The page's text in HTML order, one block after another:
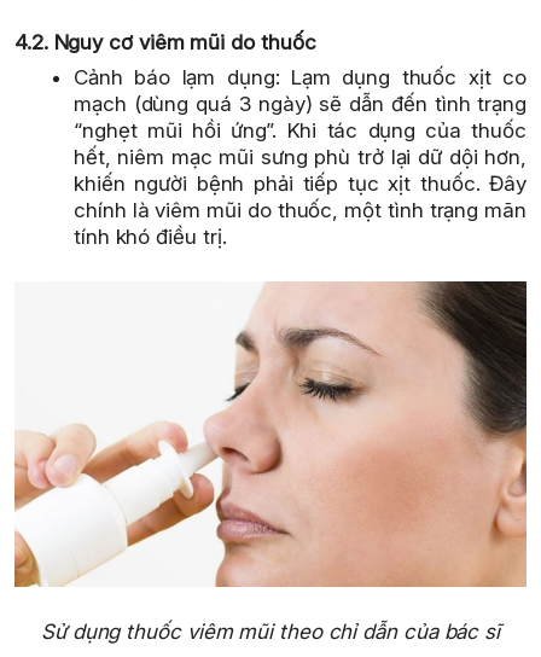
4.2. Nguy cơ viêm mũi do thuốc
Cảnh báo lạm dụng: Lạm dụng thuốc xịt co
mạch (dùng quá 3 ngày) sẽ dẫn đến tình trạng
“nghẹt mũi hồi ứng”. Khi tác dụng của thuốc
hết, niêm mạc mũi sưng phù trở lại dữ dội hơn,
khiến người bệnh phải tiếp tục xịt thuốc. Đây
chính là viêm mũi do thuốc, một tình trạng mãn
tính khó điều trị.
Sử dụng thuốc viêm mũi theo chỉ dẫn của bác sĩ